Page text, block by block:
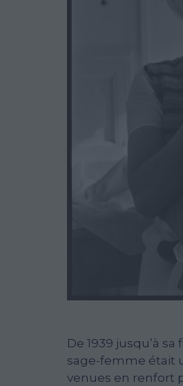
De 1939 jusqu’à
sage-femme était
venues en renfort